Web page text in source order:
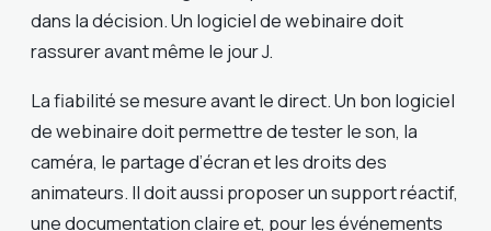
dans la décision. Un logiciel de webinaire doit
rassurer avant même le jour J.
La fiabilité se mesure avant le direct. Un bon logiciel
de webinaire doit permettre de tester le son, la
caméra, le partage d’écran et les droits des
animateurs. Il doit aussi proposer un support réactif,
une documentation claire et, pour les événements